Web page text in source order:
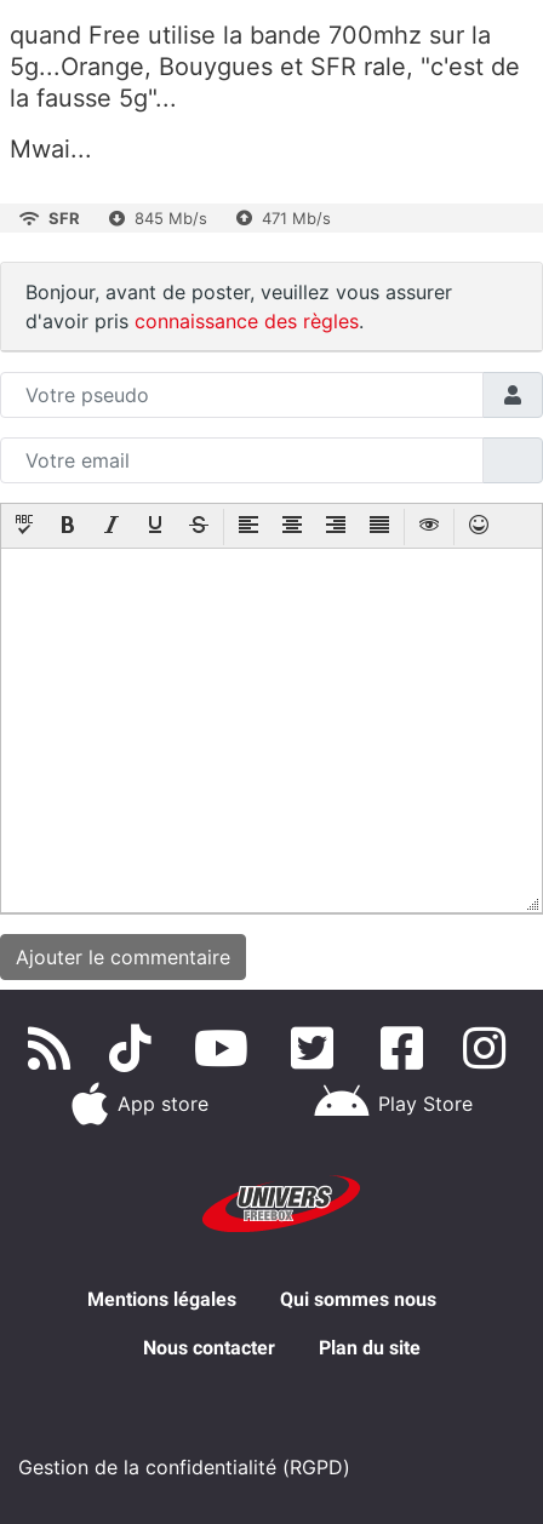
quand Free utilise la bande 700mhz sur la
5g...Orange, Bouygues et SFR rale, "c'est de
la fausse 5g"...
Mwai...
SFR 845 Mb/s 471 Mb/s
Bonjour, avant de poster, veuillez vous assurer
d'avoir pris connaissance des règles.
App store Play Store
Mentions légales Qui sommes nous
Nous contacter Plan du site
Gestion de la confidentialité (RGPD)